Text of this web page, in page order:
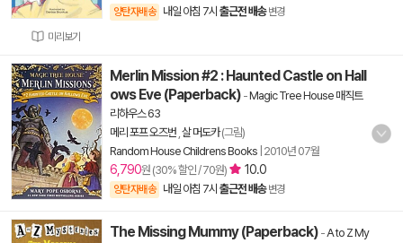
미리보기
양탄자배송 내일 아침 7시 출근전 배송 변경
Merlin Mission #2 : Haunted Castle on Hall
ows Eve (Paperback) -Magic Tree House 매직트
리하우스 63
메리 포프 오즈번 살 머도카(그림)
Random House Childrens Books 2010년 07월
6,790원 (30% 할인 / 70원) 10.0
양탄자배송 내일 아침 7시 출근전 배송 변경
The Missing Mummy (Paperback) -A to Z My